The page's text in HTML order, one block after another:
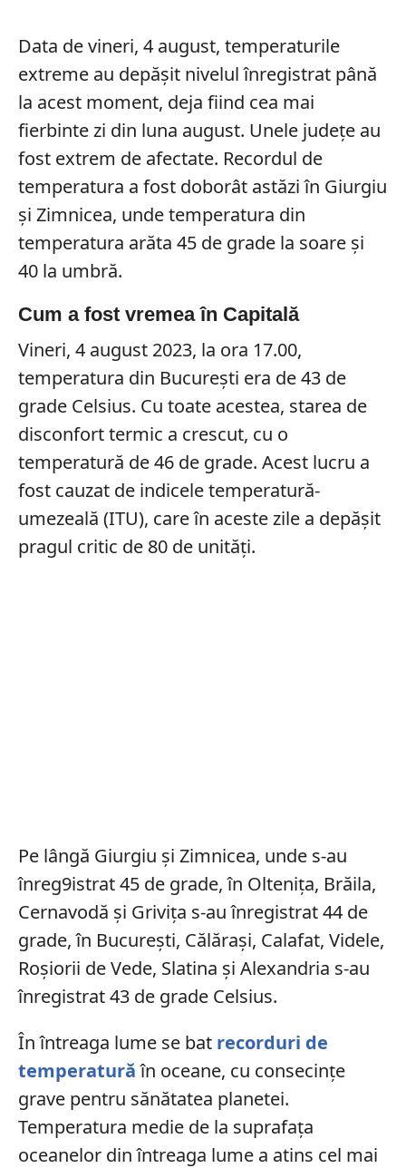
Data de vineri, 4 august, temperaturile
extreme au depășit nivelul înregistrat până
la acest moment, deja fiind cea mai
fierbinte zi din luna august. Unele județe au
fost extrem de afectate. Recordul de
temperatura a fost doborât astăzi în Giurgiu
și Zimnicea, unde temperatura din
temperatura arăta 45 de grade la soare și
40 la umbră.
Cum a fost vremea în Capitală
Vineri, 4 august 2023, la ora 17.00,
temperatura din București era de 43 de
grade Celsius. Cu toate acestea, starea de
disconfort termic a crescut, cu o
temperatură de 46 de grade. Acest lucru a
fost cauzat de indicele temperatură-
umezeală (ITU), care în aceste zile a depășit
pragul critic de 80 de unități.
Pe lângă Giurgiu și Zimnicea, unde s-au
înreg9istrat 45 de grade, în Oltenița, Brăila,
Cernavodă și Grivița s-au înregistrat 44 de
grade, în București, Călărași, Calafat, Videle,
Roșiorii de Vede, Slatina și Alexandria s-au
înregistrat 43 de grade Celsius.
În întreaga lume se bat recorduri de
temperaturăîn oceane, cu consecințe
grave pentru sănătatea planetei.
Temperatura medie de la suprafața
oceanelor din întreaga lume a atins cel mai